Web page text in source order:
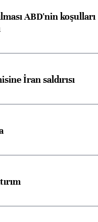
ABD'nin koşulları
İran saldırısı